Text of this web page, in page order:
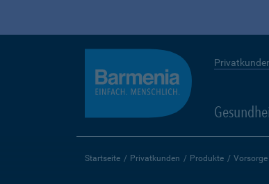
Startseite Privatkunden Produkte Vorsorge